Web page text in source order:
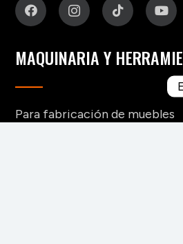
MAQUINARIA Y
Para fabricación de muebles